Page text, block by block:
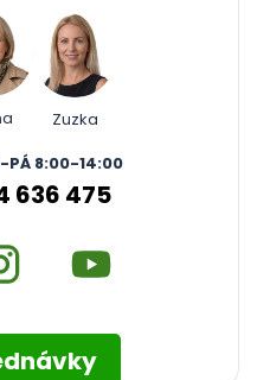
Zuzka
PÁ 8:00-14:00
636 475